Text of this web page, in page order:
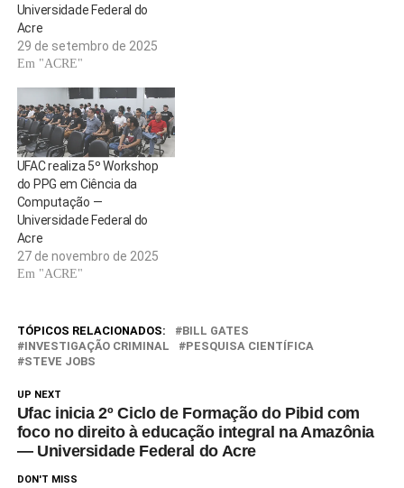
Universidade Federal do
Acre
29 de setembro de 2025
Em "ACRE"
UFAC realiza 5º Workshop
do PPG em Ciência da
Computação —
Universidade Federal do
Acre
27 de novembro de 2025
Em "ACRE"
TÓPICOS RELACIONADOS:
BILL GATES
INVESTIGAÇÃO CRIMINAL
PESQUISA CIENTÍFICA
STEVE JOBS
UP NEXT
Ufac inicia 2º Ciclo de Formação do Pibid com
foco no direito à educação integral na Amazônia
— Universidade Federal do Acre
DON'T MISS